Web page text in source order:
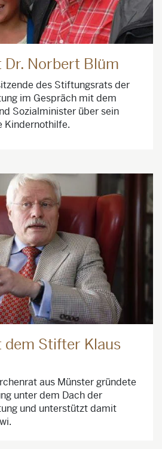
Norbert Blüm
des Stiftungsrats der
im Gespräch mit dem
Sozialminister über sein
Kindernothilfe.
dem Stifter Klaus
aus Münster gründete
unter dem Dach der
und unterstützt damit